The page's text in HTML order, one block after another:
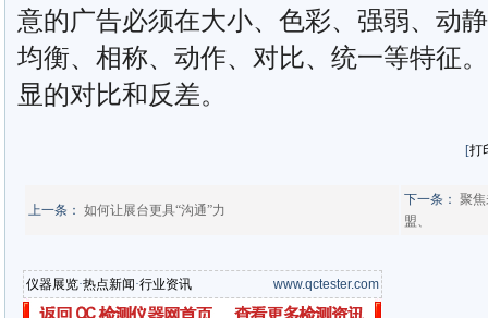
意的广告必须在大小、色彩、强弱、动
均衡、相称、动作、对比、统一等特征
显的对比和反差。
[打
上一条： 如何让展台更具“沟通”力
下一条： 聚
盟、
仪器展览·热点新闻·行业资讯 www.qctester.com